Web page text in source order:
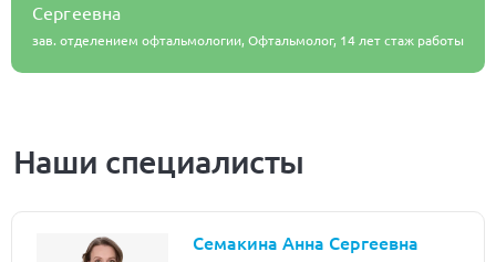
Сергеевна
зав. отделением офтальмологии, Офтальмолог, 14 лет стаж работы
Наши специалисты
Семакина Анна Сергеевна